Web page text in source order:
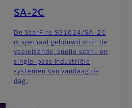
SA-2C
De StarFire SG1024/SA-2C
is speciaal gebouwd voor de
veeleisende, snelle scan- en
single-pass industriële
systemen van vandaag de
dag.